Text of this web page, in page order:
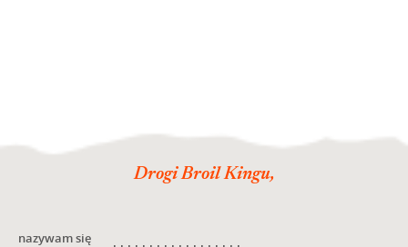
Drogi Broil Kingu,
nazywam się